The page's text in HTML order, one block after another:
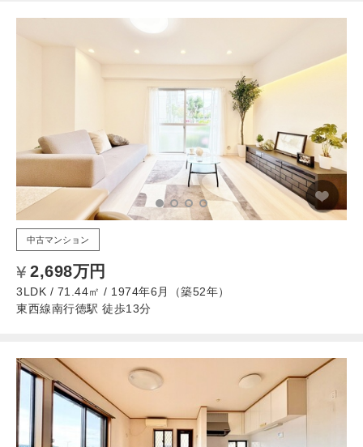
中古マンション
2,698万円
3LDK / 71.44㎡ / 1974年6月（築52年）
東西線南行徳駅 徒歩13分